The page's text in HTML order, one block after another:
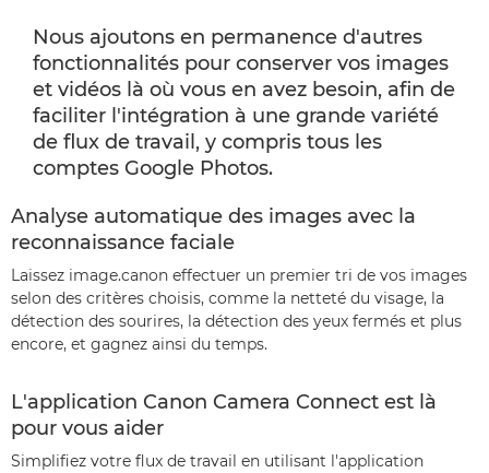
Nous ajoutons en permanence d'autres
fonctionnalités pour conserver vos images
et vidéos là où vous en avez besoin, afin de
faciliter l'intégration à une grande variété
de flux de travail, y compris tous les
comptes Google Photos.
Analyse automatique des images avec la
reconnaissance faciale
Laissez image.canon effectuer un premier tri de vos images
selon des critères choisis, comme la netteté du visage, la
détection des sourires, la détection des yeux fermés et plus
encore, et gagnez ainsi du temps.
L'application Canon Camera Connect est là
pour vous aider
Simplifiez votre flux de travail en utilisant l'application